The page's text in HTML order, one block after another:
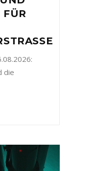
FÜR
die